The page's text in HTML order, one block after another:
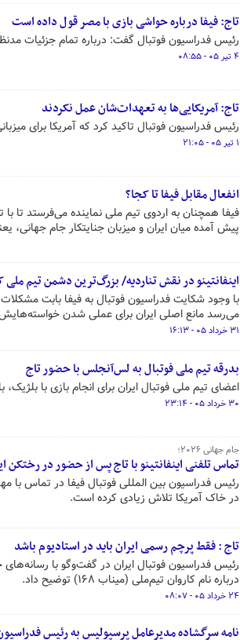
تاج: فیفا درباره حواشی بازی با مصر قول داده است
رئیس فدراسیون فوتبال گفت: درباره تمام جزئیات
۴ تیر ۰۵ - ۰۸:۵۵
تاج: آمریکایی‌ها به تعهدات‌شان عمل نکردند
رئیس فدراسیون فوتبال تاکید کرد که آمریکا برای
۱ تیر ۰۵ - ۲۱:۰۵
انفعال مقابل فیفا تا کجا؟
فیفا همچنان به اردوی تیم ملی نماینده می‌فرستد
پیش آمده میان ایران و میزبان جنایتکار جام جهانی،
اینفانتینو در نقش تناردیه/ بزرگ‌ترین دشمن تیم
با وجود شکایت فدراسیون فوتبال به فیفا بابت
می‌رسد مانع اصلی ایران برای عملی شدن
۳۱ خرداد ۰۵ - ۱۶:۱۳
بدرقه تیم ملی فوتبال به لس‌آنجلس با حضور تاج
اعضای تیم ملی فوتبال ایران برای انجام بازی با
۳۰ خرداد ۰۵ - ۲۳:۱۴
جام جهانی ۲۰۲۶؛
تماس تلفنی اینفانتینو با تاج پس از حضور در رختکن
رئیس فدراسیون بین المللی فوتبال فیفا در تماس با
در خاک آمریکا تلاش زیادی کرده است.
تاج : فقط پرچم رسمی ایران باید در استادیوم باشد
رئیس فدراسیون فوتبال ایران در گفت‌وگو با رسانه‌های
درباره نام کاروان تیم‌ملی (میناب ۱۶۸) توضیح داد.
۲۴ خرداد ۰۵ - ۰۸:۰۷
نامه سرگشاده مدیرعامل پرسپولیس به رئیس